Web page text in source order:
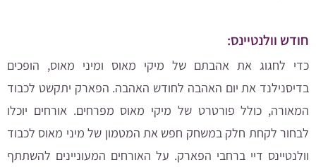
חודש וולנטיינס:
כדי לחגוג את אהבתם של מיקי מאוס ומיני מאוס, הופכים
בדיסנילנד את יום האהבה לחודש האהבה. הפארק יתקשט לכבוד
המאורה, כולל פורטרט של מיקי מאוס מפרחים. אורחים יוכלו
לבחור לקחת חלק במשחק חפש את המטמון של מיני מאוס לכבוד
וולנטיינס דיי ברחבי הפארק. על האורחים המעוניינים להשתתף